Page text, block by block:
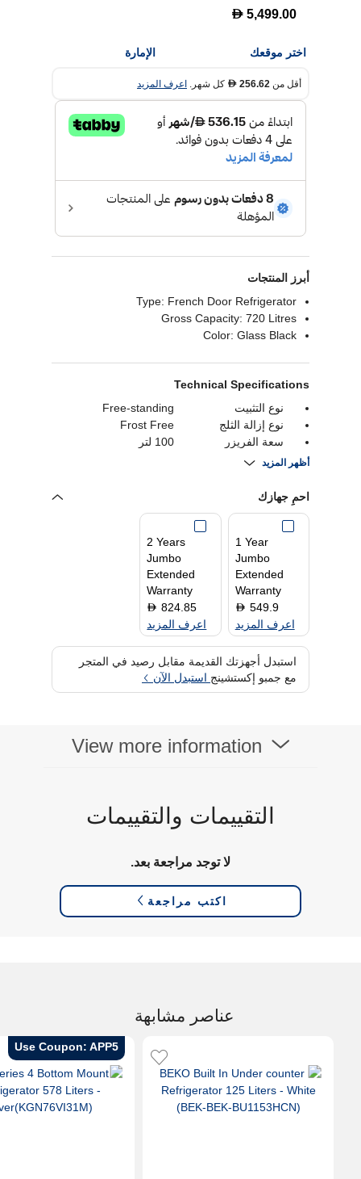
D 5,499.00
اختر موقعك الإمارة
أقل من D 256.62 كل شهر. اعرف المزيد
أبرز المنتجات
Type: French Door Refrigerator
Gross Capacity: 720 Litres
Color: Glass Black
Technical Specifications
نوع التثبيت
Free-standing
نوع إزالة الثلج
Frost Free
سعة الفريزر
100 لتر
سعة
أظهر المزيد
احمِ جهازك
1 Year
Jumbo
Extended
Warranty
D 549.9
اعرف المزيد
2 Years
Jumbo
Extended
Warranty
D 824.85
اعرف المزيد
استبدل أجهزتك القديمة مقابل رصيد في المتجر
مع جمبو إكستشينج استبدل الآن
View more information
التقييمات والتقييمات
لا توجد مراجعة بعد.
اكتب مراجعة
عناصر مشابهة
Use Coupon: APP5